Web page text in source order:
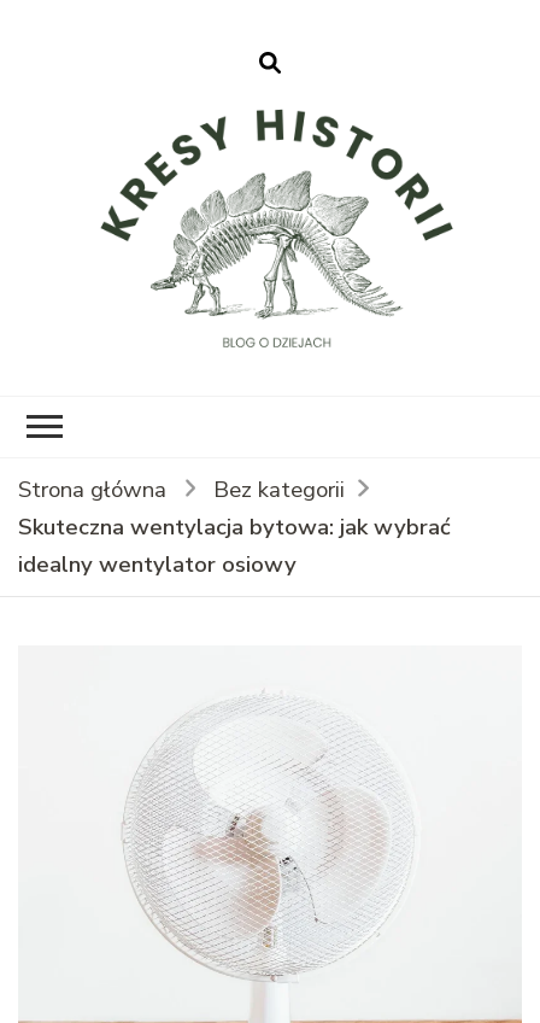
Strona główna
Bez kategorii
Skuteczna wentylacja bytowa: jak wybrać
idealny wentylator osiowy